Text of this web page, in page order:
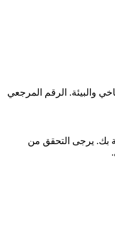
والبيئة. الرقم المرجعي
بك. يرجى التحقق من